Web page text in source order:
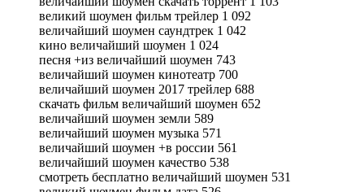
великий шоумен фильм трейлер 1 092
величайший шоумен саундтрек 1 042
кино величайший шоумен 1 024
песня +из величайший шоумен 743
величайший шоумен кинотеатр 700
величайший шоумен 2017 трейлер 688
скачать фильм величайший шоумен 652
величайший шоумен земли 589
величайший шоумен музыка 571
величайший шоумен +в россии 561
величайший шоумен качество 538
смотреть бесплатно величайший шоумен 531